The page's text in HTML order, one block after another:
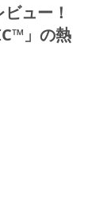
ュー！
」の熱